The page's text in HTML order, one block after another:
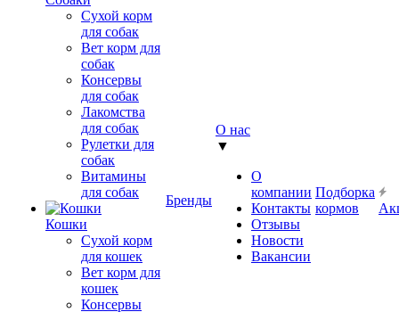
Сухой корм
для собак
Вет корм для
собак
Консервы
для собак
Лакомства
для собак
Рулетки для
собак
Витамины
для собак
Кошки
Сухой корм
для кошек
Вет корм для
кошек
Консервы
Бренды
О нас
▼
О
компании
Контакты
Отзывы
Новости
Вакансии
Подборка
кормов